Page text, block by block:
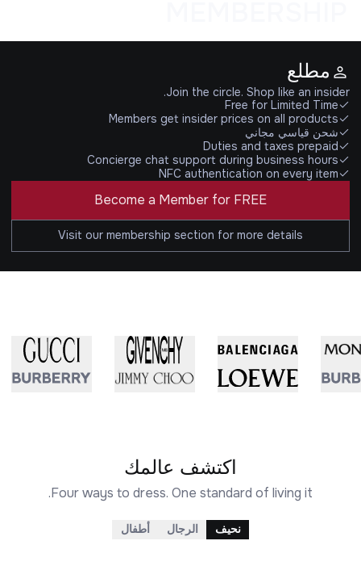
مطلع
Join the circle. Shop like an insider.
Free for Limited Time
Members get insider prices on all products
شحن قياسي مجاني
Duties and taxes prepaid
Concierge chat support during business hours
NFC authentication on every item
Become a Member for FREE
Visit our membership section for more details
اكتشف عالمك
Four ways to dress. One standard of living it.
نحيف الرجال أطفال